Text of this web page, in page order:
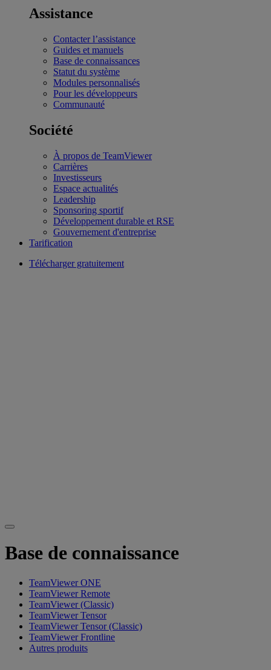
Assistance
Contacter l’assistance
Guides et manuels
Base de connaissances
Statut du système
Modules personnalisés
Pour les développeurs
Communauté
Société
À propos de TeamViewer
Carrières
Investisseurs
Espace actualités
Leadership
Sponsoring sportif
Développement durable et RSE
Gouvernement d'entreprise
Tarification
Télécharger gratuitement
Base de connaissance
TeamViewer ONE
TeamViewer Remote
TeamViewer (Classic)
TeamViewer Tensor
TeamViewer Tensor (Classic)
TeamViewer Frontline
Autres produits